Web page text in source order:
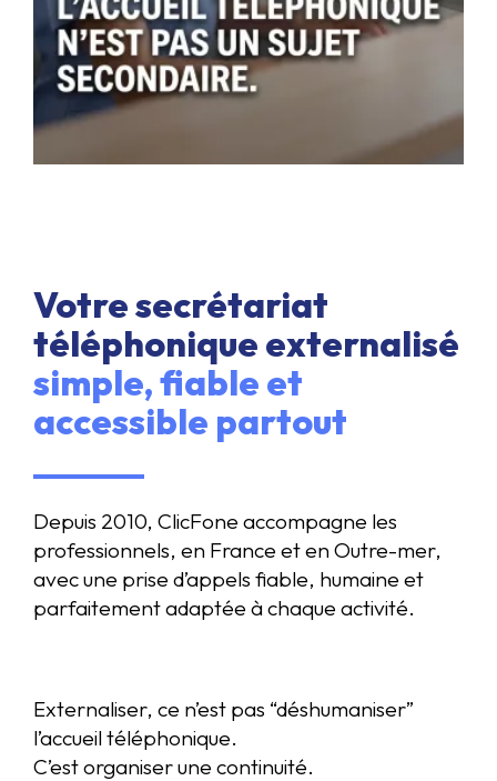
Votre secrétariat
téléphonique externalisé
simple, fiable et
accessible partout
Depuis 2010, ClicFone accompagne les
professionnels, en France et en Outre-mer,
avec une prise d’appels fiable, humaine et
parfaitement adaptée à chaque activité.
Externaliser, ce n’est pas “déshumaniser”
l’accueil téléphonique.
C’est organiser une continuité.